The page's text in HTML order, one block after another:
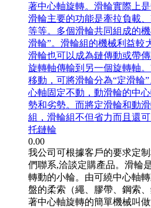
著中心軸旋轉。滑輪實際上
滑輪主要的功能是牽拉負載
等等。多個滑輪共同組成的
滑輪”。滑輪組的機械利益較
滑輪也可以成為鏈傳動或帶
旋轉軸傳輸到另一個旋轉軸
移動，可將滑輪分為“定滑輪
心軸固定不動，動滑輪的中
勢和劣勢。而將定滑輪和動
組，滑輪組不但省力而且還
托鏈輪
0.00
我公司可根據客戶的要求定
們聯系,洽談定購產品。滑輪
轉動的小輪。由可繞中心軸
盤的柔索（繩、膠帶、鋼索
著中心軸旋轉的簡單機械叫